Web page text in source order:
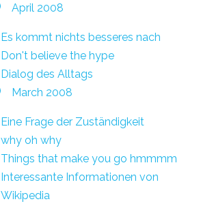
April 2008
Es kommt nichts besseres nach
Don't believe the hype
Dialog des Alltags
March 2008
Eine Frage der Zuständigkeit
why oh why
Things that make you go hmmmm
Interessante Informationen von
Wikipedia